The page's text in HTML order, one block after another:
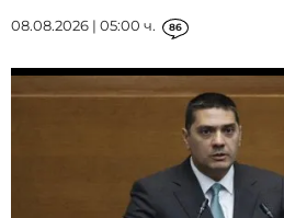
08.08.2026 | 05:00 ч. 86